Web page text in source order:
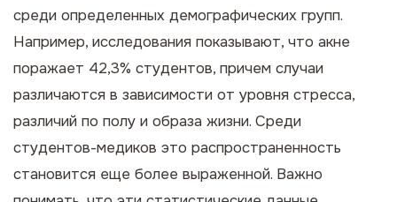
среди определенных демографических групп.
Например, исследования показывают, что акне
поражает 42,3% студентов, причем случаи
различаются в зависимости от уровня стресса,
различий по полу и образа жизни. Среди
студентов-медиков это распространенность
становится еще более выраженной. Важно